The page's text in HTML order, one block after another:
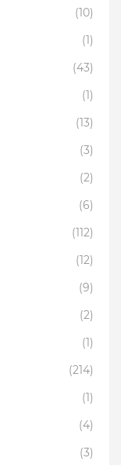
(10)
(1)
(43)
(1)
(13)
(3)
(2)
(6)
(112)
(12)
(9)
(2)
(1)
(214)
(1)
(4)
(3)